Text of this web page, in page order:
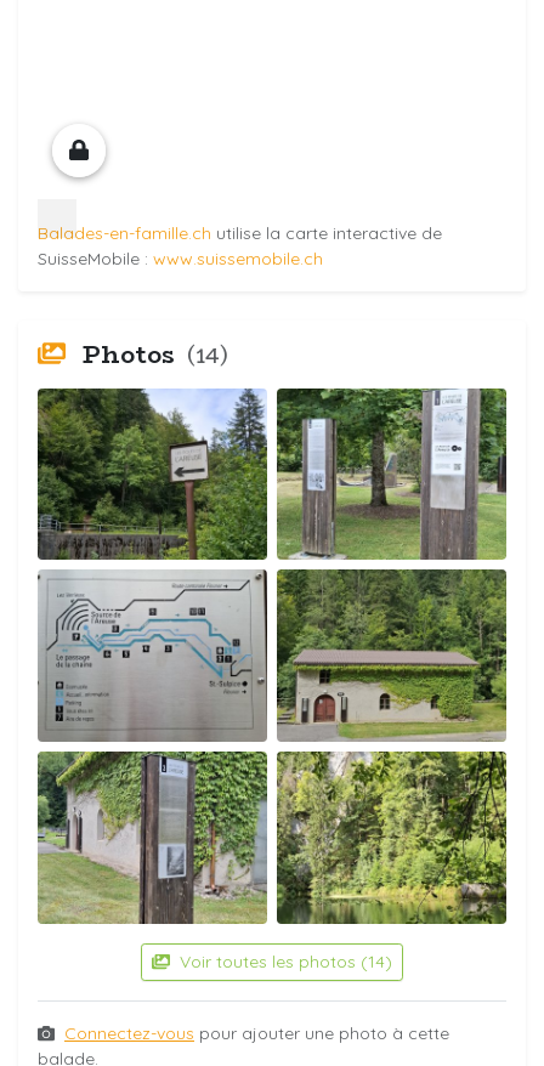
Balades-en-famille.ch utilise la carte interactive de
SuisseMobile : www.suissemobile.ch
Photos (14)
Voir toutes les photos (14)
Connectez-vous pour ajouter une photo à cette
balade.